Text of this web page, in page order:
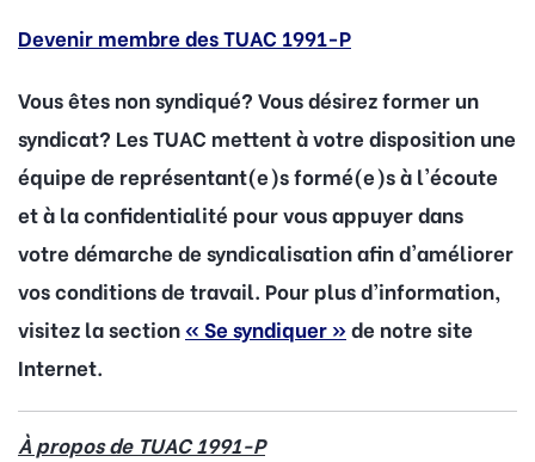
Devenir membre des TUAC 1991-P
Vous êtes non syndiqué? Vous désirez former un
syndicat? Les TUAC mettent à votre disposition une
équipe de représentant(e)s formé(e)s à l'écoute
et à la confidentialité pour vous appuyer dans
votre démarche de syndicalisation afin d'améliorer
vos conditions de travail. Pour plus d’information,
visitez la section« Se syndiquer » de notre site
Internet.
À propos de TUAC 1991-P